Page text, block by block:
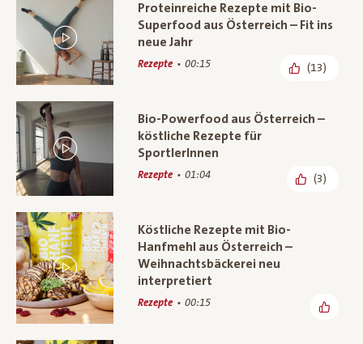
Proteinreiche Rezepte mit Bio-
Superfood aus Österreich – Fit ins
neue Jahr
Rezepte 00:15 (13)
Bio-Powerfood aus Österreich –
köstliche Rezepte für
SportlerInnen
Rezepte 01:04 (3)
Köstliche Rezepte mit Bio-
Hanfmehl aus Österreich –
Weihnachtsbäckerei neu
interpretiert
Rezepte 00:15